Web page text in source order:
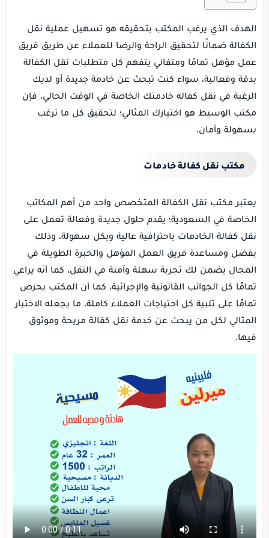
الهدف الذي يرغب المكتب بتحقيقه هو تسهيل عملية نقل
الكفالة ضمانًا لتحقيق الراحة والرضا للعملاء عن طريق فريق
عمل مؤهل تمامًا ومتفاني يتفهم كل متطلبات نقل الكفالة
بدقة وفعالية، سواء كنت تبحث عن خادمة جديدة أو لديك
الرغبة في نقل كفاله خادمتك الخاصة في الوقت الحالي، فإن
مكتب الوسيط هو اختيارك المثالي؛ لتحقيق كل ما ترغب
بسهولة وأمان.
مكتب نقل كفالة خادمات
يعتبر مكتب نقل الكفالة المتخصص واحد من أهم المكاتب
الخاصة في السعودية؛ يقدم حلول جديدة وفعالة تعمل على
نقل كفالة الخادمات باحترافية عالية وبكل سهولة، وذلك
بفضل ومساعدة فريق العمل المؤهل والخبرة الطويلة في
المجال يضمن لك تجربة سهلة وآمنة في النقل، كما أنه يراعي
تمامًا كل الجوانب القانونية والإجرائية، كما أن المكتب يحرص
تمامًا على تلبية كل احتياجات العملاء كاملة، ما يجعله الاختيار
المثالي لكل من يبحث عن خدمة نقل كفالة مريحة وموثوق
فيها.